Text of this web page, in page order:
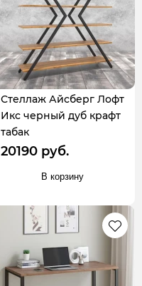
Стеллаж Айсберг Лофт
Икс черный дуб крафт
табак
20190 руб.
В корзину